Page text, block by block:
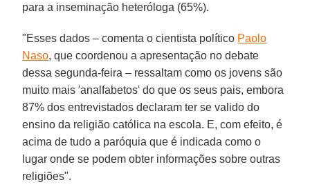
para a inseminação heteróloga (65%).
"Esses dados – comenta o cientista político Paolo
Naso, que coordenou a apresentação no debate
dessa segunda-feira – ressaltam como os jovens são
muito mais 'analfabetos' do que os seus pais, embora
87% dos entrevistados declaram ter se valido do
ensino da religião católica na escola. E, com efeito, é
acima de tudo a paróquia que é indicada como o
lugar onde se podem obter informações sobre outras
religiões".